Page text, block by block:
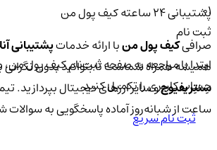
پشتیبانی ۲۴ ساعته کیف پول من
صرافیکیف پول منبا ارائه خدماتپشتیبانی آنلاین
همیشه همراه شماست تا بتوانید بدون نگرانی
سِنتِریفیوجو سایر ارزهای دیجیتال بپردازید.
ساعت از شبانه‌روز آماده پاسخگویی به
01
ثبت نام
ابتدا با مراجعه به صفحه ثبت‌نام کیف‌ پول من،
حساب کاربری را تکمیل کنید.
ثبت نام سریع